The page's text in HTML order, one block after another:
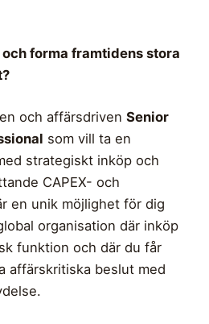
forma framtidens stora
och affärsdriven Senior
som vill ta en
strategiskt inköp och
CAPEX- och
en unik möjlighet för dig
organisation där inköp
funktion och där du får
affärskritiska beslut med